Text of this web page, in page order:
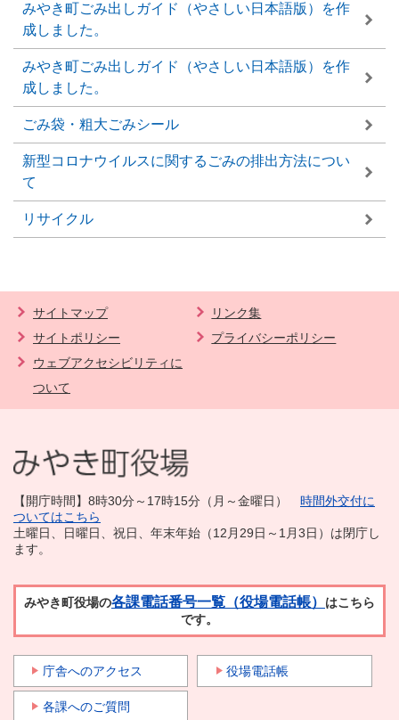
みやき町ごみ出しガイド（やさしい日本語版）を作
成しました。
みやき町ごみ出しガイド（やさしい日本語版）を作
成しました。
ごみ袋・粗大ごみシール
新型コロナウイルスに関するごみの排出方法につい
て
リサイクル
サイトマップ
リンク集
サイトポリシー
プライバシーポリシー
ウェブアクセシビリティに
ついて
【開庁時間】8時30分～17時15分（月～金曜日） 時間外交付に
ついてはこちら
土曜日、日曜日、祝日、年末年始（12月29日～1月3日）は閉庁し
ます。
みやき町役場の各課電話番号一覧（役場電話帳） はこちら
です。
庁舎へのアクセス 役場電話帳
各課へのご質問